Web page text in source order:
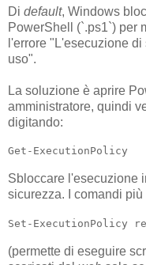
Di default, Windows
PowerShell (`.ps1`) per
l'errore "L'esecuzione
uso".
La soluzione è aprire
amministratore, quindi
digitando:
Get-ExecutionPolicy
Sbloccare l'esecuzione
sicurezza. I comandi più
Set-ExecutionPolicy
(permette di eseguire